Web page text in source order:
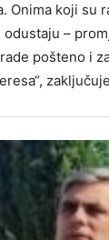
Onima koji su
–
pošteno i